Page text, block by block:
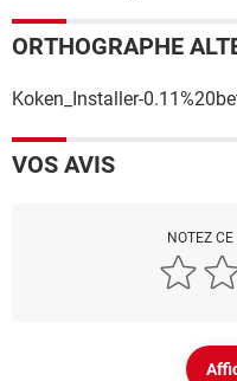
ORTHOGRAPHE
Koken_Installer-
VOS AVIS
NOTEZ